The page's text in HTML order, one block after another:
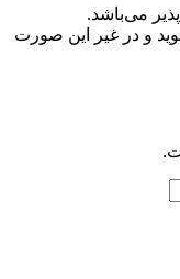
می‌باشد.
و در غیر این صورت